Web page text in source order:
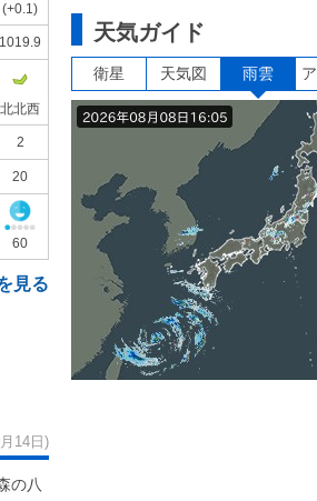
(+0.1)
1019.9
北北西
2
20
60
見る
14日)
の八
天気ガイド
衛星 天気図 雨雲